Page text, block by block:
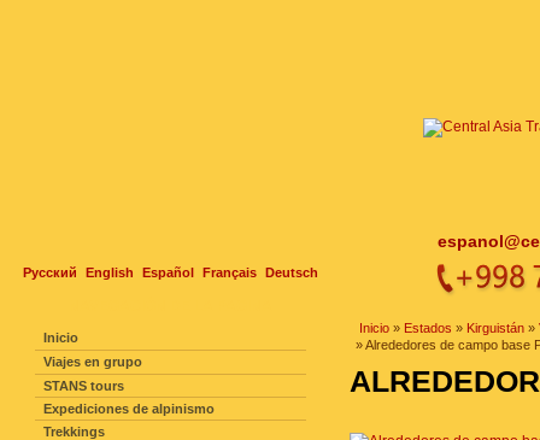
Русский English Español Français Deutsch
Inicio » Estados » Kirguistán »
» Alrededores de campo base
Inicio
Viajes en grupo
STANS tours
Expediciones de alpinismo
Trekkings